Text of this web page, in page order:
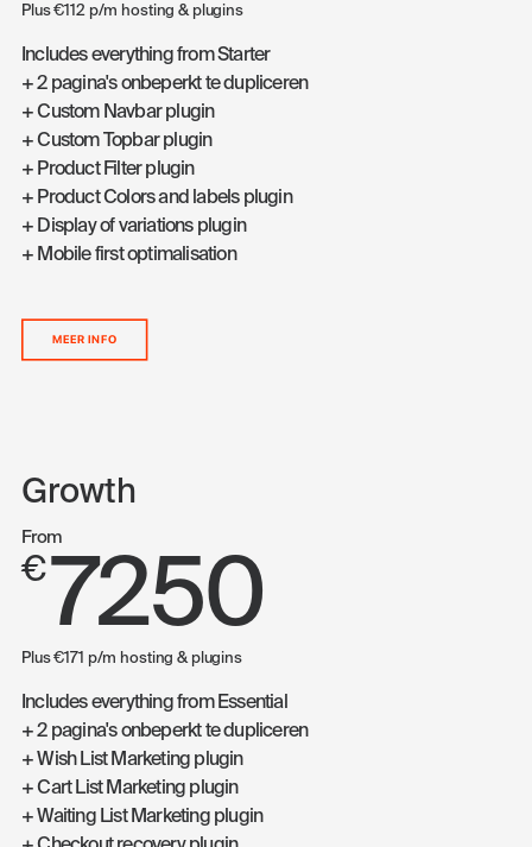
Plus €112 p/m hosting & plugins
Includes everything from Starter
+ 2 pagina's onbeperkt te dupliceren
+ Custom Navbar plugin
+ Custom Topbar plugin
+ Product Filter plugin
+ Product Colors and labels plugin
+ Display of variations plugin
+ Mobile first optimalisation
MEER INFO
Growth
From
€ 7250
Plus €171 p/m hosting & plugins
Includes everything from Essential
+ 2 pagina's onbeperkt te dupliceren
+ Wish List Marketing plugin
+ Cart List Marketing plugin
+ Waiting List Marketing plugin